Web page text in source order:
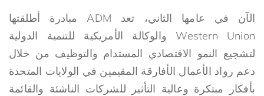
الآن في عامها الثاني، تعد ADM مبادرة أطلقتها
Western Union والوكالة الأمريكية للتنمية الدولية
لتشجيع النمو الاقتصادي المستدام والتوظيف من خلال
دعم رواد الأعمال الأفارقة المقيمين في الولايات المتحدة
بأفكار مبتكرة وعالية التأثير للشركات الناشئة والقائمة